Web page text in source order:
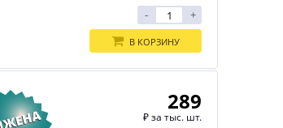
+
-
В КОРЗИНУ
289
₽за тыс. шт.